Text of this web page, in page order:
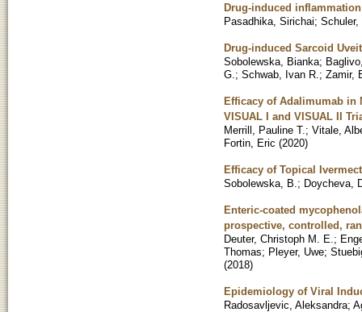
Drug-induced
Pasadhika, Sirichai;
Drug-induced Sarcoid
Sobolewska, Bianka;
G. ; Schwab, Ivan R. ; Zamir,
Efficacy of Adalimumab in
VISUAL I and VISUAL II
Merrill, Pauline T. ; Vitale,
Fortin, Eric (2020)
Efficacy of Topical
Sobolewska, B. ; Doycheva,
Enteric-coated
prospective, controlled,
Deuter, Christoph M. E. ;
Thomas; Pleyer, Uwe;
(2018)
Epidemiology of Viral
Radosavljevic, Aleksandra;